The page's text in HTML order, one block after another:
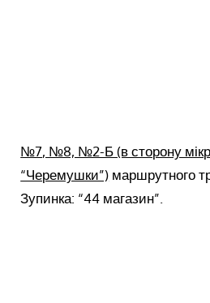
№7, №8, №2-Б (в сторону
“Черемушки”) маршрутного
Зупинка: “44 магазин”.